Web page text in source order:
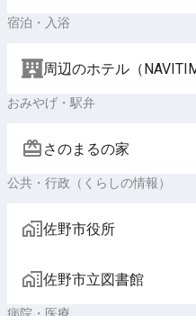
宿泊・入浴
周辺のホテル（
おみやげ・駅弁
さのまるの家
公共・行政（くらしの情報）
佐野市役所
佐野市立図書館